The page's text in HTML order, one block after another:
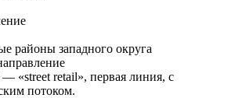
районы западного округа
«street retail», первая линия, с
потоком.